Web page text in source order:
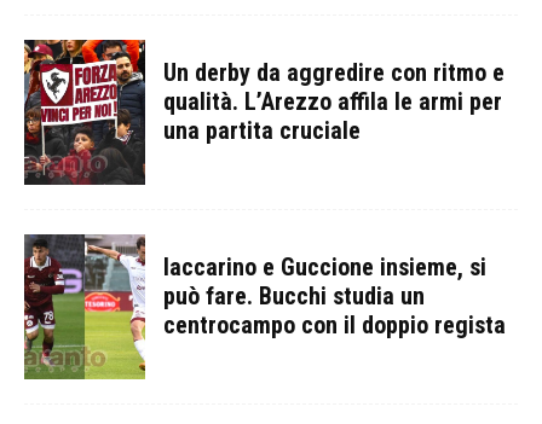
Un derby da aggredire con ritmo e
qualità. L’Arezzo affila le armi per
una partita cruciale
Iaccarino e Guccione insieme, si
può fare. Bucchi studia un
centrocampo con il doppio regista